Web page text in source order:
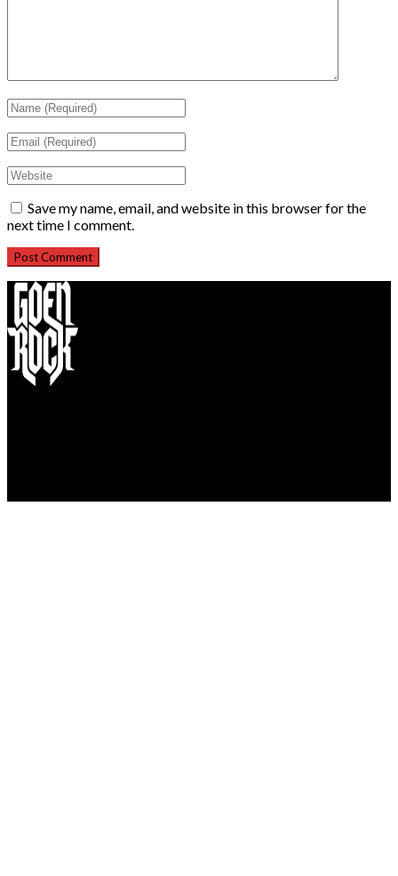
Save my name, email, and website in this browser for the
next time I comment.